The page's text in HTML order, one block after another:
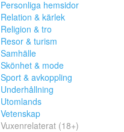
Personliga hemsidor
Relation & kärlek
Religion & tro
Resor & turism
Samhälle
Skönhet & mode
Sport & avkoppling
Underhållning
Utomlands
Vetenskap
Vuxenrelaterat (18+)